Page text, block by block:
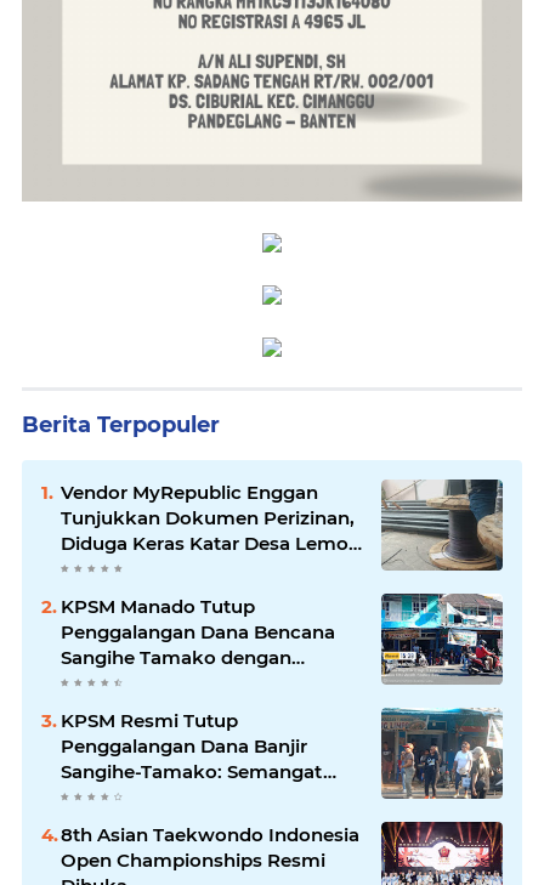
Berita Terpopuler
Vendor MyRepublic Enggan
Tunjukkan Dokumen Perizinan,
Diduga Keras Katar Desa Lemo
Disebut Handle Kordinasi
KPSM Manado Tutup
Penggalangan Dana Bencana
Sangihe Tamako dengan
Semangat Tinggi, Dihadiri
Banyak Seniman Ibu Kota
KPSM Resmi Tutup
Penggalangan Dana Banjir
Sangihe-Tamako: Semangat
Kebersamaan & Solidaritas
Tetap Terjaga
8th Asian Taekwondo Indonesia
Open Championships Resmi